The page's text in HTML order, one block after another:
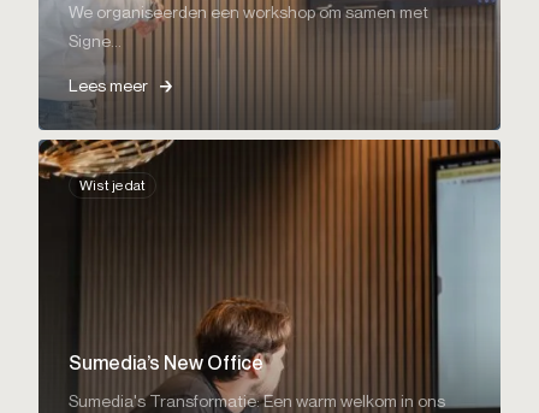
We organiseerden een workshop om samen met
Signe...
Lees meer
Wist je dat
Sumedia’s New Office
Sumedia's Transformatie: Een warm welkom in ons